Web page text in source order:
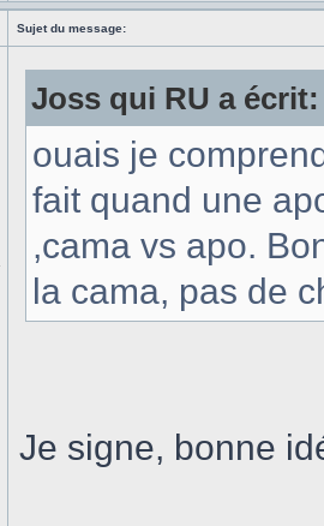
Sujet du message:
Joss qui RU a écrit:
ouais je
fait quand une
,cama vs apo.
la cama, pas de
Je signe, bonne